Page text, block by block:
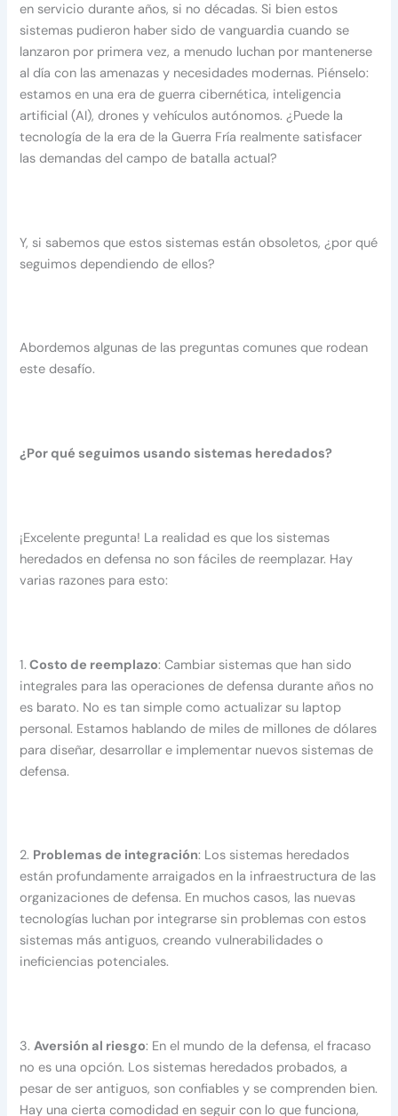
en servicio durante años, si no décadas. Si bien estos
sistemas pudieron haber sido de vanguardia cuando se
lanzaron por primera vez, a menudo luchan por mantenerse
al día con las amenazas y necesidades modernas. Piénselo:
estamos en una era de guerra cibernética, inteligencia
artificial (AI), drones y vehículos autónomos. ¿Puede la
tecnología de la era de la Guerra Fría realmente satisfacer
las demandas del campo de batalla actual?
Y, si sabemos que estos sistemas están obsoletos, ¿por qué
seguimos dependiendo de ellos?
Abordemos algunas de las preguntas comunes que rodean
este desafío.
¿Por qué seguimos usando sistemas heredados?
¡Excelente pregunta! La realidad es que los sistemas
heredados en defensa no son fáciles de reemplazar. Hay
varias razones para esto:
1. Costo de reemplazo: Cambiar sistemas que han sido
integrales para las operaciones de defensa durante años no
es barato. No es tan simple como actualizar su laptop
personal. Estamos hablando de miles de millones de dólares
para diseñar, desarrollar e implementar nuevos sistemas de
defensa.
2. Problemas de integración: Los sistemas heredados
están profundamente arraigados en la infraestructura de las
organizaciones de defensa. En muchos casos, las nuevas
tecnologías luchan por integrarse sin problemas con estos
sistemas más antiguos, creando vulnerabilidades o
ineficiencias potenciales.
3.Aversión al riesgo: En el mundo de la defensa, el fracaso
no es una opción. Los sistemas heredados probados, a
pesar de ser antiguos, son confiables y se comprenden bien.
Hay una cierta comodidad en seguir con lo que funciona,